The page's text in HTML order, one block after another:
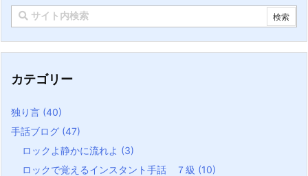
カテゴリー
独り言 (40)
手話ブログ (47)
ロックよ静かに流れよ (3)
ロックで覚えるインスタント手話 ７級 (10)